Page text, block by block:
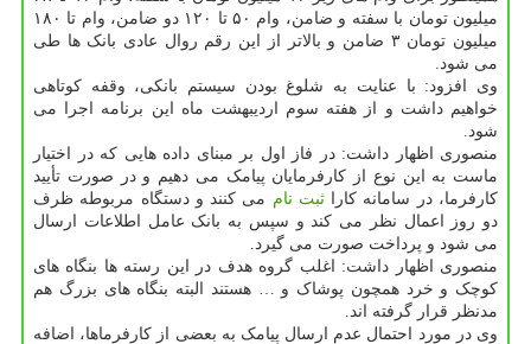
میلیون تومان با سفته و ضامن، وام ۵۰ تا ۱۲۰ دو ضامن، وام تا ۱۸۰
میلیون تومان ۳ ضامن و بالاتر از این رقم روال عادی بانک ها طی
می شود.
وی افزود: با عنایت به شلوغ بودن سیستم بانکی، وقفه کوتاهی
خواهیم داشت و از هفته سوم اردیبهشت ماه این برنامه اجرا می
شود.
منصوری اظهار داشت: در فاز اول بر مبنای داده هایی که در اختیار
ماست به این نوع از کارفرمایان پیامک می دهیم و در صورت تأیید
کارفرما، در سامانه کاراثبت نام می کنند و دستگاه مربوطه ظرف
دو روز اعمال نظر می کند و سپس به بانک عامل اطلاعات ارسال
می شود و پرداخت صورت می گیرد.
منصوری اظهار داشت: اغلب گروه هدف در این رسته ها بنگاه های
کوچک و خرد همچون پوشاک و … هستند البته بنگاه های بزرگ هم
مدنظر قرار گرفته اند.
وی در مورد احتمال عدم ارسال پیامک به بعضی از کارفرماها، اضافه